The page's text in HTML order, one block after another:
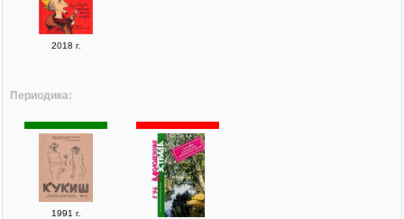
2018 г.
Периодика:
1991 г.